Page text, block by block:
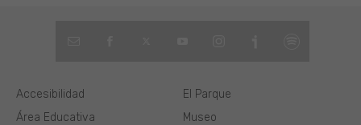
El Parque
Museo
Área Educativa
Accesibilidad